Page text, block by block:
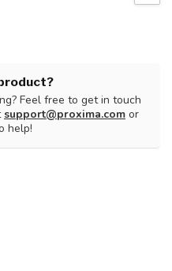
Feel free to get in touch
support@proxima.com or
help!